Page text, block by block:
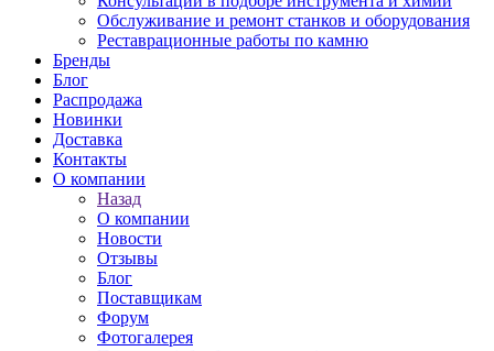
Обслуживание и ремонт станков и оборудования
Реставрационные работы по камню
Бренды
Блог
Распродажа
Новинки
Доставка
Контакты
О компании
Назад
О компании
Новости
Отзывы
Блог
Поставщикам
Форум
Фотогалерея